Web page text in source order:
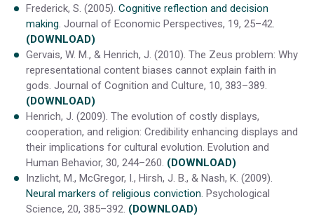
Frederick, S. (2005). Cognitive reflection and decision
making . Journal of Economic Perspectives, 19, 25–42.
(DOWNLOAD)
Gervais, W. M., & Henrich, J. (2010). The Zeus problem: Why
representational content biases cannot explain faith in
gods. Journal of Cognition and Culture, 10, 383–389.
(DOWNLOAD)
Henrich, J. (2009). The evolution of costly displays,
cooperation, and religion: Credibility enhancing displays and
their implications for cultural evolution. Evolution and
Human Behavior, 30, 244–260. (DOWNLOAD)
Inzlicht, M., McGregor, I., Hirsh, J. B., & Nash, K. (2009).
Neural markers of religious conviction . Psychological
Science, 20, 385–392. (DOWNLOAD)